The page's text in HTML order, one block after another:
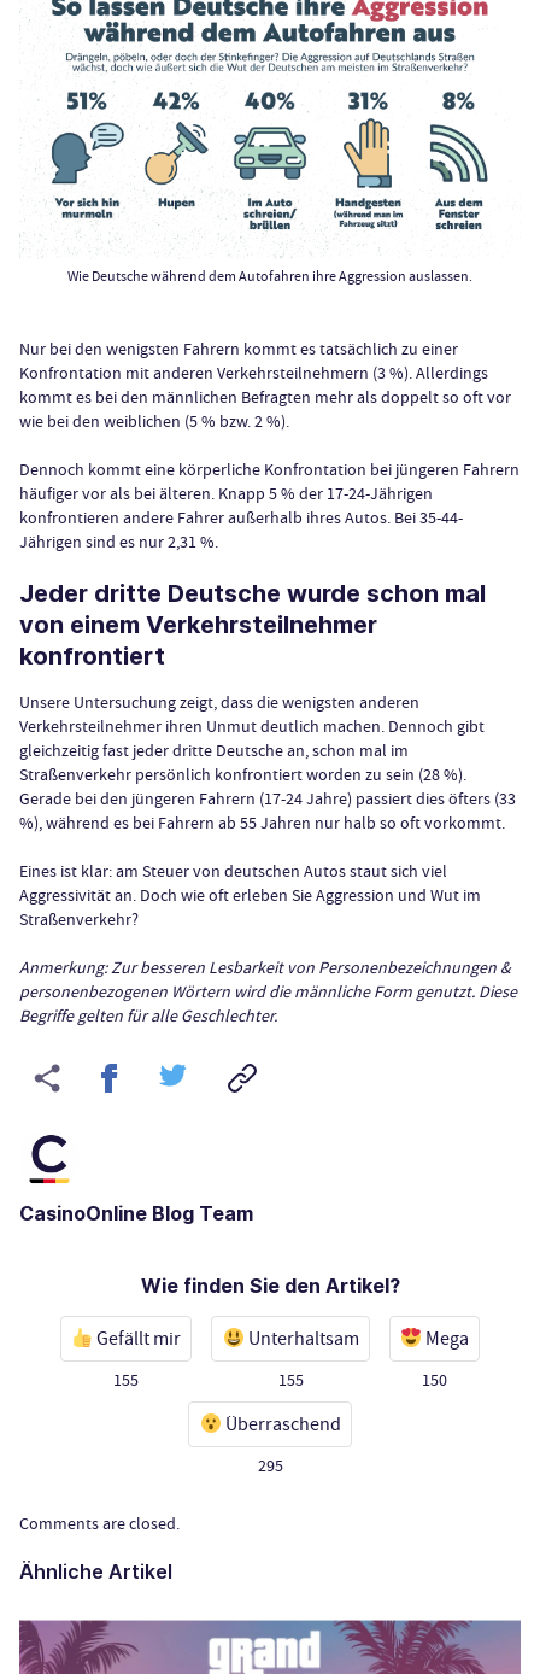
Wie Deutsche während dem Autofahren ihre Aggression auslassen.
Nur bei den wenigsten Fahrern kommt es tatsächlich zu einer
Konfrontation mit anderen Verkehrsteilnehmern (3 %).Allerdings
kommt es bei den männlichen Befragten mehr als doppelt so oft vor
wie bei den weiblichen (5 % bzw. 2 %).
Dennoch kommt eine körperliche Konfrontation bei jüngeren Fahrern
häufiger vor als bei älteren. Knapp 5 % der 17-24-Jährigen
konfrontieren andere Fahrer außerhalb ihres Autos. Bei 35-44-
Jährigen sind es nur 2,31 %.
Jeder dritte Deutsche wurde schon mal
von einem Verkehrsteilnehmer
konfrontiert
Unsere Untersuchung zeigt, dass die wenigsten anderen
Verkehrsteilnehmer ihren Unmut deutlich machen. Dennoch gibt
gleichzeitig fast jeder dritte Deutsche an, schon mal im
Straßenverkehr persönlich konfrontiert worden zu sein (28 %).
Gerade bei den jüngeren Fahrern (17-24 Jahre) passiert dies öfters (33
%), während es bei Fahrern ab 55 Jahren nur halb so oft vorkommt.
Eines ist klar: am Steuer von deutschen Autos staut sich viel
Aggressivität an. Doch wie oft erleben Sie Aggression und Wut im
Straßenverkehr?
Anmerkung: Zur besseren Lesbarkeit von Personenbezeichnungen &
personenbezogenen Wörtern wird die männliche Form genutzt. Diese
Begriffe gelten für alle Geschlechter.
CasinoOnline Blog Team
Wie finden Sie den Artikel?
Gefällt mir
155
Unterhaltsam
155
Mega
150
Überraschend
295
Comments are closed.
Ähnliche Artikel